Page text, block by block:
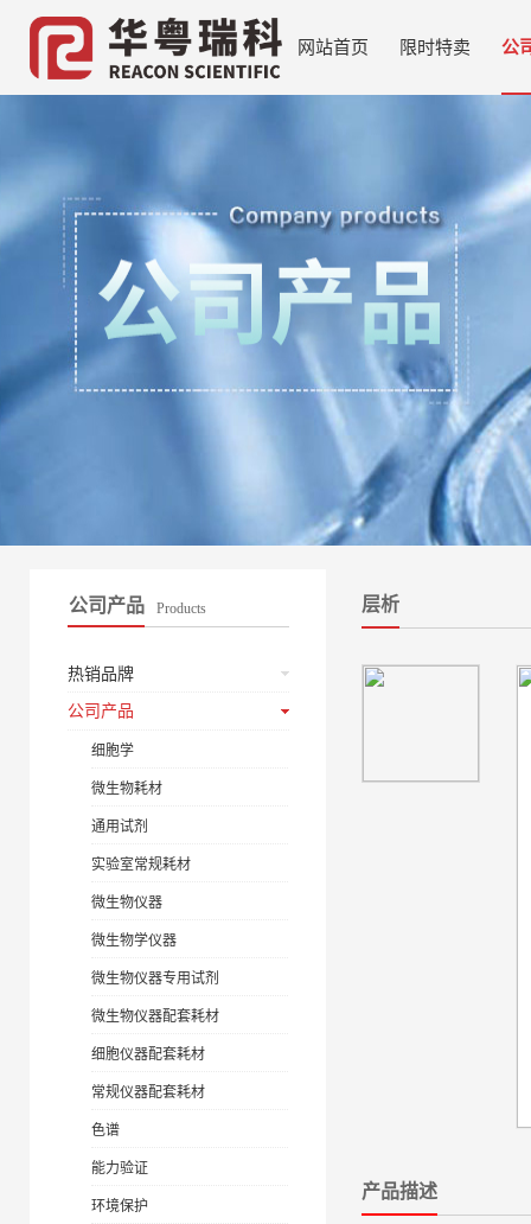
网站首页 限时特卖 公
公司产品 Products
热销品牌
公司产品
细胞学
微生物耗材
通用试剂
实验室常规耗材
微生物仪器
微生物学仪器
微生物仪器专用试剂
微生物仪器配套耗材
细胞仪器配套耗材
常规仪器配套耗材
色谱
能力验证
环境保护
层析
产品描述